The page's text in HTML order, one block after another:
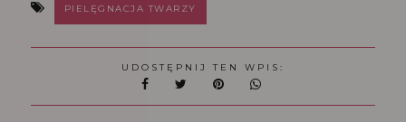
PIELĘGNACJA TWARZY
UDOSTĘPNIJ TEN WPIS: